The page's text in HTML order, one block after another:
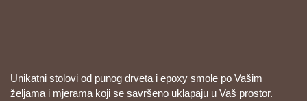
Unikatni stolovi od punog drveta i epoxy smole po Vašim
željama i mjerama koji se savršeno uklapaju u Vaš prostor.